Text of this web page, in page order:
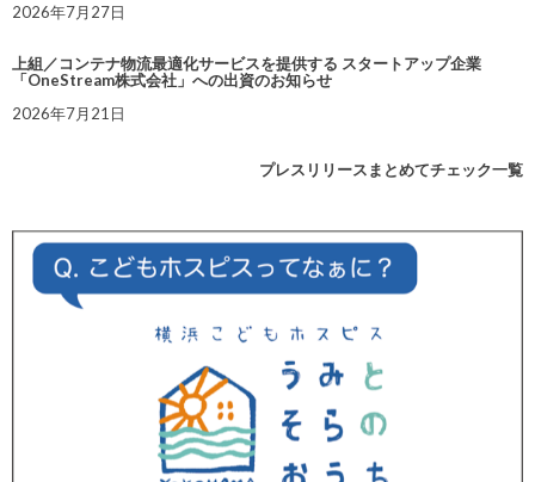
2026年7月27日
上組／コンテナ物流最適化サービスを提供する スタートアップ企業
「OneStream株式会社」への出資のお知らせ
2026年7月21日
プレスリリースまとめてチェック一覧